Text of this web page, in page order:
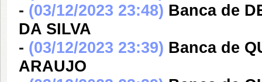
- (03/12/2023 23:48) Banca de
DA SILVA
- (03/12/2023 23:39) Banca de
ARAUJO